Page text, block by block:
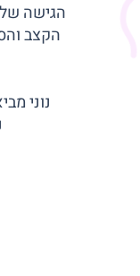
הגישה
הקצב
נוני